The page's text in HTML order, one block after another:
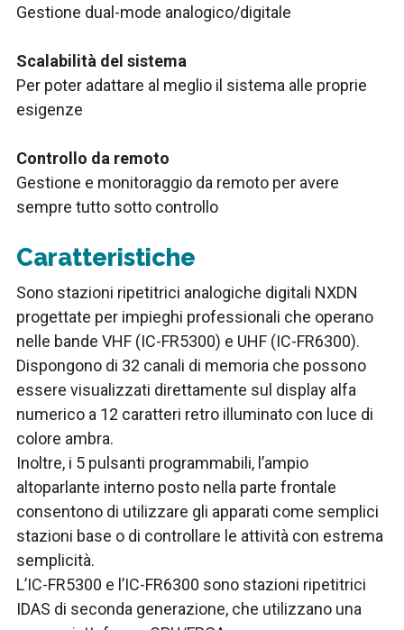
Gestione dual-mode analogico/digitale
Scalabilità del sistema
Per poter adattare al meglio il sistema alle proprie
esigenze
Controllo da remoto
Gestione e monitoraggio da remoto per avere
sempre tutto sotto controllo
Caratteristiche
Sono stazioni ripetitrici analogiche digitali NXDN
progettate per impieghi professionali che operano
nelle bande VHF (IC-FR5300) e UHF (IC-FR6300).
Dispongono di 32 canali di memoria che possono
essere visualizzati direttamente sul display alfa
numerico a 12 caratteri retro illuminato con luce di
colore ambra.
Inoltre, i 5 pulsanti programmabili, l’ampio
altoparlante interno posto nella parte frontale
consentono di utilizzare gli apparati come semplici
stazioni base o di controllare le attività con estrema
semplicità.
L’IC-FR5300 e l’IC-FR6300 sono stazioni ripetitrici
IDAS di seconda generazione, che utilizzano una